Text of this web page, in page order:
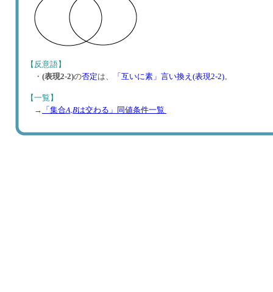
【反意語】
・ (表現2-2)の否定は、 「互いに素」言い換え(表現2-2)。
【一覧】
→ 「集合A,Bは交わる」同値条件一覧